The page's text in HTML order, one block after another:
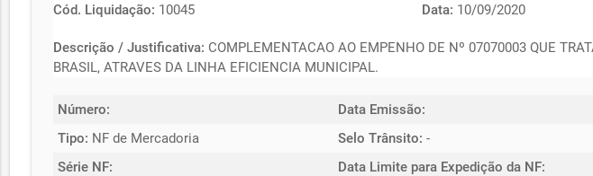
Cód. Liquidação: 10045 Data: 10/09/2020
Descrição / Justificativa: COMPLEMENTACAO AO EMPENHO DE Nº 07070003 QUE
BRASIL, ATRAVES DA LINHA EFICIENCIA MUNICIPAL.
Número: Data Emissão:
Tipo: NF de Mercadoria Selo Trânsito: -
Série NF:
Data Limite para Expedição da NF: